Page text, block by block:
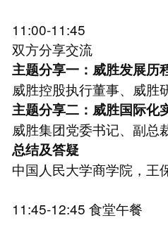
11:00-11:45
双方分享交流
主题分享一：威胜发展历
威胜控股执行董事、威胜
主题分享二：威胜国际化
威胜集团党委书记、副总
总结及答疑
中国人民大学商学院，王
11:45-12:45 食堂午餐